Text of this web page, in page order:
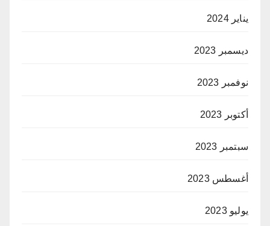
يناير 2024
ديسمبر 2023
نوفمبر 2023
أكتوبر 2023
سبتمبر 2023
أغسطس 2023
يوليو 2023